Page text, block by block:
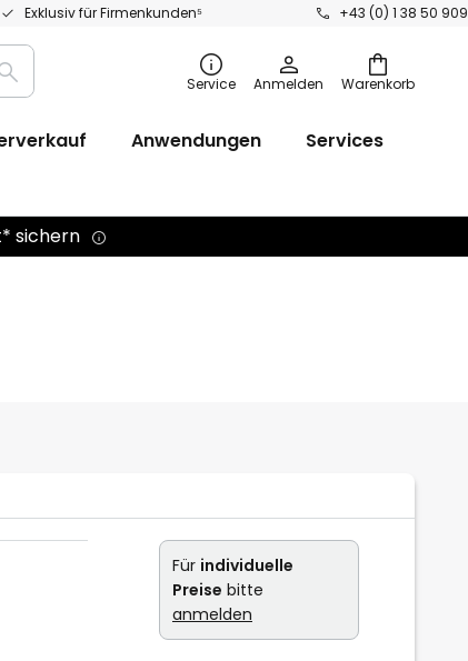
Exklusiv für Firmenkunden⁵ +43 (0) 1 38 50 909
Warenkorb
Suche Service Anmelden
Anwendungen
Services
sichern
Für individuelle
Preise bitte
anmelden